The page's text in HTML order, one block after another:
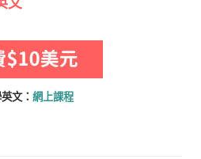
英文： 網上課程